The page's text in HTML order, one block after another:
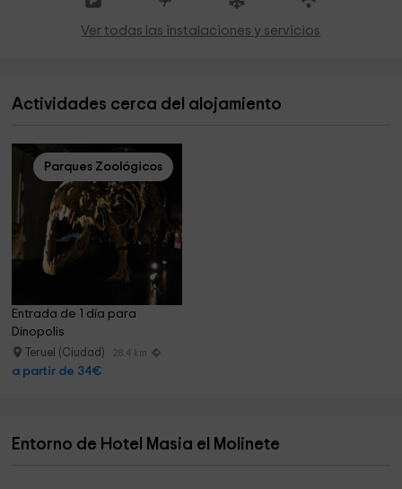
Ver todas las instalaciones y servicios
Actividades cerca del alojamiento
Parques Zoológicos
Entrada de 1 día para
Dinopolis
Teruel (Ciudad) 28.4 km
a partir de 34€
Entorno de Hotel Masia el Molinete